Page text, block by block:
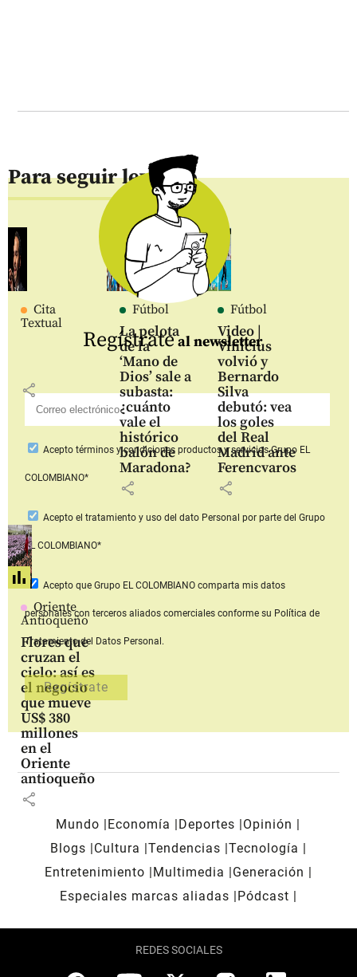
Para seguir leyendo
Cita
Textual
share
Fútbol
La pelota
de la
‘Mano de
Dios’ sale a
subasta:
¿cuánto
vale el
histórico
balón de
Maradona?
share
Fútbol
Video |
Vinícius
volvió y
Bernardo
Silva
debutó: vea
los goles
del Real
Madrid ante
Ferencvaros
share
Oriente
Antioqueño
Flores que
cruzan el
cielo: así es
el negocio
que mueve
US$ 380
millones
en el
Oriente
antioqueño
share
Regístrateal newsletter
Aceptotérminos y condiciones productos y serviciosGrupo EL
COLOMBIANO*
Acepto el tratamiento y uso del dato Personal por parte del Grupo
EL COLOMBIANO*
Acepto que Grupo EL COLOMBIANOcomparta mis datos
personales con terceros aliados comerciales conforme su Política de
Tratamiento del Datos Personal.
Mundo Economía Deportes
Opinión
Blogs
Cultura Tendencias Tecnología
Entretenimiento
Multimedia
Generación
Especiales marcas aliadas
Pódcast
REDES SOCIALES